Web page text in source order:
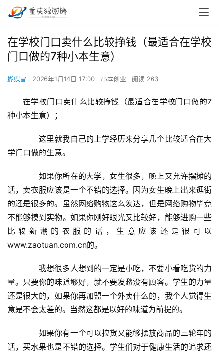
在学校门口卖什么比较挣钱（最适合在学校
门口做的7种小本生意）
蝴蝶雪 2026年1月14日 17:00 小本创业 阅读 263
在学校门口卖什么比较挣钱（最适合在学校门口做的7
种小本生意）；
这里就我自己的上学经历来分享几个比较适合在大
学门口做的生意。
如果你所在的大学，女生很多，晚上又允许摆摊的
话，卖衣服应该是一个不错的选择。因为女生晚上出来逛街
的还是很多的。虽然网络购物这么发达，但是网络购物毕竟
不能够摸到实物。如果你刚好眼光又比较好，能够进购一些
比较新潮的衣服的话，生意应该还是很可以
www.zaotuan.com.cn的。
我想很多人想到的一定是小吃，不要小看吃货的力
量。只要你的味道够好，就不要发愁没有顾客。学生的力量
还是很大的，如果你再加盟一个外卖什么的，我个人觉得生
意是不会太差的。当然这都是以好的味道为前提的。
如果你有一个可以拉货又能够摆放商品的三轮车的
话，买水果也是不错的选择。学生们对于健康生活的追求还